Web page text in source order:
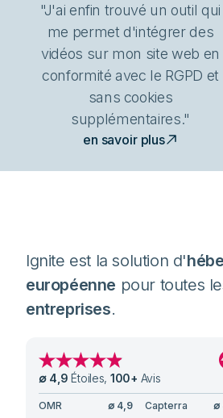
"J'ai enfin trouvé un outil qui
me permet d'intégrer des
vidéos sur mon site web en
conformité avec le RGPD et
sans cookies
supplémentaires."
en savoir plus
Ignite est la solution d'
européenne pour toutes
entreprises.
∅ 4,9 Étoiles, 100+ Avis
OMR ∅ 4,9 Capterra ∅